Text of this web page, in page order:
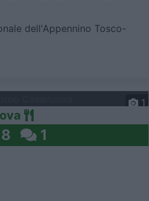
dell'Appennino Tosco-
1
8 1